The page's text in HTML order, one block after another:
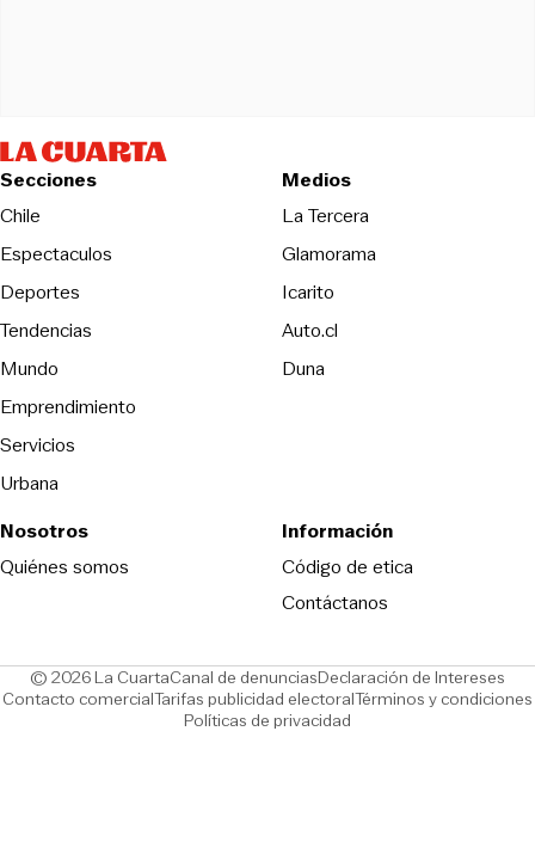
Secciones
Chile
Espectaculos
Deportes
Tendencias
Mundo
Emprendimiento
Servicios
Urbana
Medios
La TerceraOpens in new
Glamorama
Icarito
Auto.cl
DunaOpens in new window
Nosotros
Quiénes somos
Información
Código de eticaOpens in new
Contáctanos
© 2026 La CuartaCanal de denunciasOpens in new window
Declaración de Intereses
Contacto comercialOpens in new window
Tarifas publicidad electoralOpens in new window
Términos y condiciones
Políticas de privacidad